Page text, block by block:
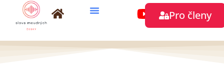
Přeskočit
Pro členy